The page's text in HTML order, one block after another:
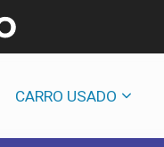
CARRO USADO